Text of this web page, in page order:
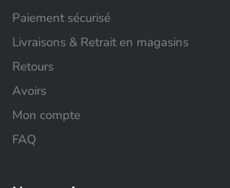
Paiement sécurisé
Livraisons & Retrait en magasins
Retours
Avoirs
Mon compte
FAQ